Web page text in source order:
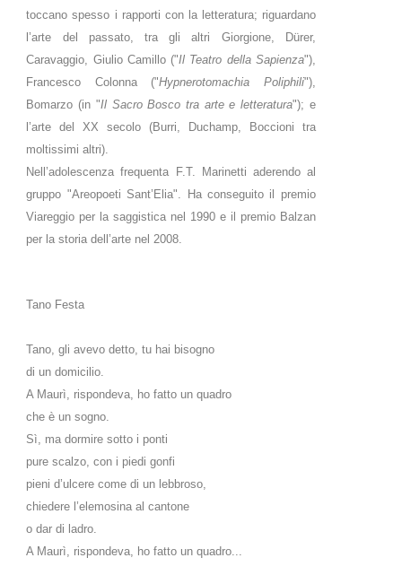
toccano spesso i rapporti con la letteratura; riguardano
l’arte del passato, tra gli altri Giorgione, Dürer,
Caravaggio, Giulio Camillo ("Il Teatro della Sapienza"),
Francesco Colonna ("Hypnerotomachia Poliphili"),
Bomarzo (in "Il Sacro Bosco tra arte e letteratura"); e
l’arte del XX secolo (Burri, Duchamp, Boccioni tra
moltissimi altri).
Nell’adolescenza frequenta F.T. Marinetti aderendo al
gruppo "Areopoeti Sant’Elia". Ha conseguito il premio
Viareggio per la saggistica nel 1990 e il premio Balzan
per la storia dell’arte nel 2008.
Tano Festa
Tano, gli avevo detto, tu hai bisogno
di un domicilio.
A Maurì, rispondeva, ho fatto un quadro
che è un sogno.
Sì, ma dormire sotto i ponti
pure scalzo, con i piedi gonfi
pieni d’ulcere come di un lebbroso,
chiedere l’elemosina al cantone
o dar di ladro.
A Maurì, rispondeva, ho fatto un quadro...